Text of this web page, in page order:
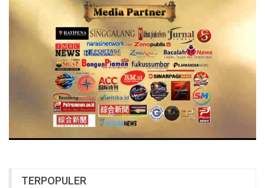
TERPOPULER